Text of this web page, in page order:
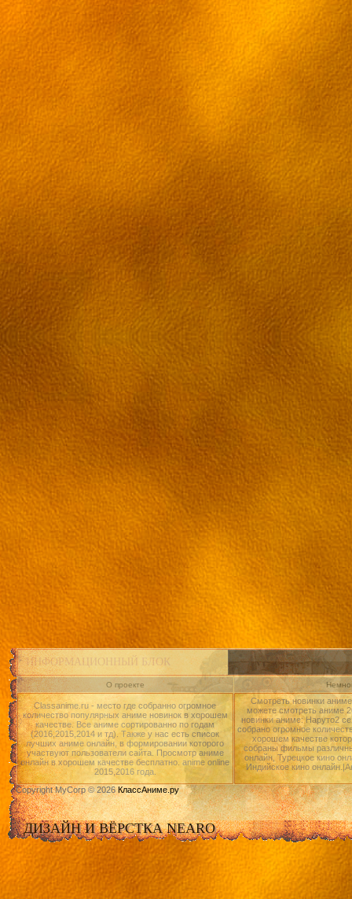
ИНФОРМАЦИОННЫЙ БЛОК
О проекте
Classanime.ru - место где собранно огромное
количество популярных аниме новинок в хорошем
качестве. Все аниме сортированно по годам
(2016,2015,2014 и тд). Также у нас есть список
лучших аниме онлайн, в формировании которого
участвуют пользователи сайта. Просмотр аниме
онлайн в хорошем качестве бесплатно. anime online
2015,2016 года.
Смотреть новинки
можете смотреть аниме
новинки аниме: Наруто2
собрано огромное
хорошем качестве
собраны фильмы
онлайн, Турецкое кино
Индийское кино
Copyright MyCorp © 2026КлассАниме.ру
ДИЗАЙН И ВЁРСТКА NEARO